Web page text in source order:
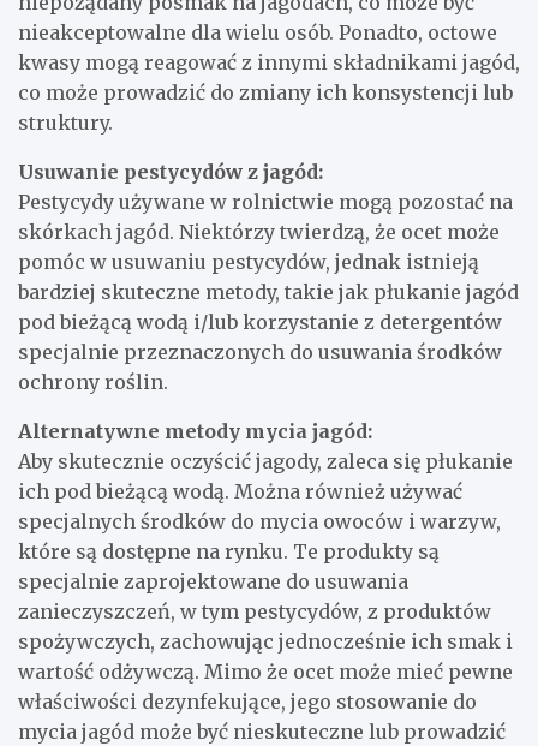
nieakceptowalne dla wielu osób. Ponadto, octowe
kwasy mogą reagować z innymi składnikami jagód,
co może prowadzić do zmiany ich konsystencji lub
struktury.
Usuwanie pestycydów z jagód:
Pestycydy używane w rolnictwie mogą pozostać na
skórkach jagód. Niektórzy twierdzą, że ocet może
pomóc w usuwaniu pestycydów, jednak istnieją
bardziej skuteczne metody, takie jak płukanie jagód
pod bieżącą wodą i/lub korzystanie z detergentów
specjalnie przeznaczonych do usuwania środków
ochrony roślin.
Alternatywne metody mycia jagód:
Aby skutecznie oczyścić jagody, zaleca się płukanie
ich pod bieżącą wodą. Można również używać
specjalnych środków do mycia owoców i warzyw,
które są dostępne na rynku. Te produkty są
specjalnie zaprojektowane do usuwania
zanieczyszczeń, w tym pestycydów, z produktów
spożywczych, zachowując jednocześnie ich smak i
wartość odżywczą. Mimo że ocet może mieć pewne
właściwości dezynfekujące, jego stosowanie do
mycia jagód może być nieskuteczne lub prowadzić